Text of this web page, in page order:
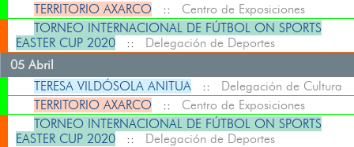
TERRITORIO AXARCO :: Centro de Exposiciones
TORNEO INTERNACIONAL DE FÚTBOL ON SPORTS
EASTER CUP 2020 :: Delegación de Deportes
05 Abril
TERESA VILDÓSOLA ANITUA :: Delegación de Cultura
TERRITORIO AXARCO :: Centro de Exposiciones
TORNEO INTERNACIONAL DE FÚTBOL ON SPORTS
EASTER CUP 2020 :: Delegación de Deportes